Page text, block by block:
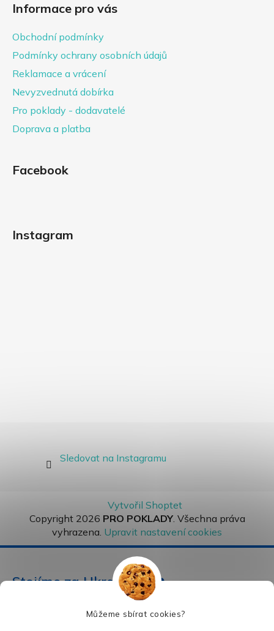
Můžeme sbírat cookies?
Informace pro vás
Obchodní podmínky
Podmínky ochrany osobních údajů
Reklamace a vrácení
Nevyzvednutá dobírka
Pro poklady - dodavatelé
Doprava a platba
Facebook
Instagram
Sledovat na Instagramu
Vytvořil Shoptet
Copyright 2026 PRO POKLADY. Všechna práva
vyhrazena. Upravit nastavení cookies
Stojíme za Ukrajinou ❤️